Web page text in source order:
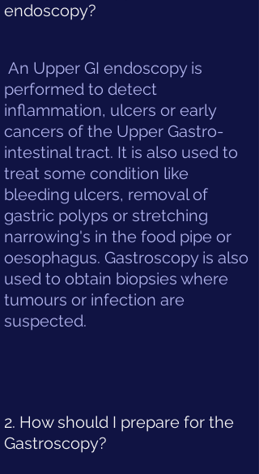
2. How should I prepare for the
Gastroscopy?
An Upper GI endoscopy is
performed to detect
inflammation, ulcers or early
cancers of the Upper Gastro-
intestinal tract. It is also used to
treat some condition like
bleeding ulcers, removal of
gastric polyps or stretching
narrowing's in the food pipe or
oesophagus. Gastroscopy is also
used to obtain biopsies where
tumours or infection are
suspected.
endoscopy?